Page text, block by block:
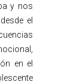
y nos
el
en el